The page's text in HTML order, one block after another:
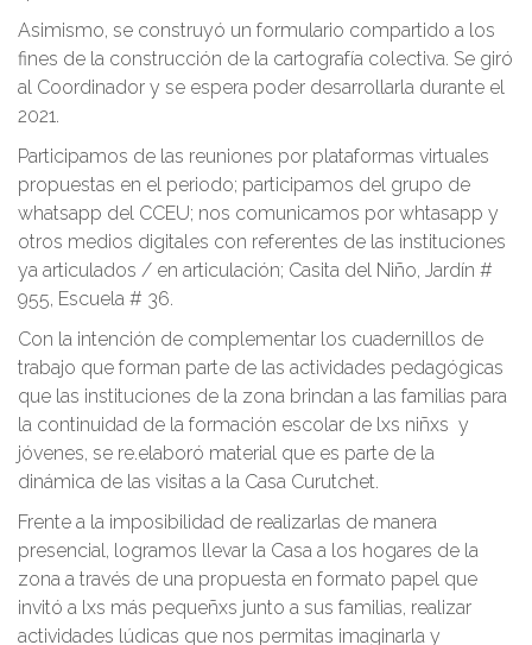
Asimismo, se construyó un formulario compartido a los
fines de la construcción de la cartografía colectiva. Se giró
al Coordinador y se espera poder desarrollarla durante el
2021.
Participamos de las reuniones por plataformas virtuales
propuestas en el periodo; participamos del grupo de
whatsapp del CCEU; nos comunicamos por whtasapp y
otros medios digitales con referentes de las instituciones
ya articulados / en articulación; Casita del Niño, Jardín #
955, Escuela # 36.
Con la intención de complementar los cuadernillos de
trabajo que forman parte de las actividades pedagógicas
que las instituciones de la zona brindan a las familias para
la continuidad de la formación escolar de lxs niñxs y
jóvenes, se re.elaboró material que es parte de la
dinámica de las visitas a la Casa Curutchet.
Frente a la imposibilidad de realizarlas de manera
presencial, logramos llevar la Casa a los hogares de la
zona a través de una propuesta en formato papel que
invitó a lxs más pequeñxs junto a sus familias, realizar
actividades lúdicas que nos permitas imaginarla y